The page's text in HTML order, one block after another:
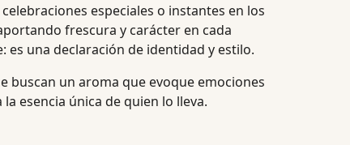
especiales o instantes en los
frescura y carácter en cada
es una declaración de identidad y estilo.
un aroma que evoque emociones
esencia única de quien lo lleva.